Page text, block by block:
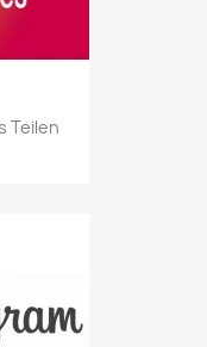
Teilen